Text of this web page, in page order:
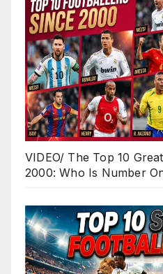
VIDEO/ The Top 10
2000: Who Is Number